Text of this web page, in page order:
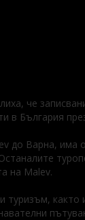
че
в България
до Варна, има
на Malev.
туризъм, както